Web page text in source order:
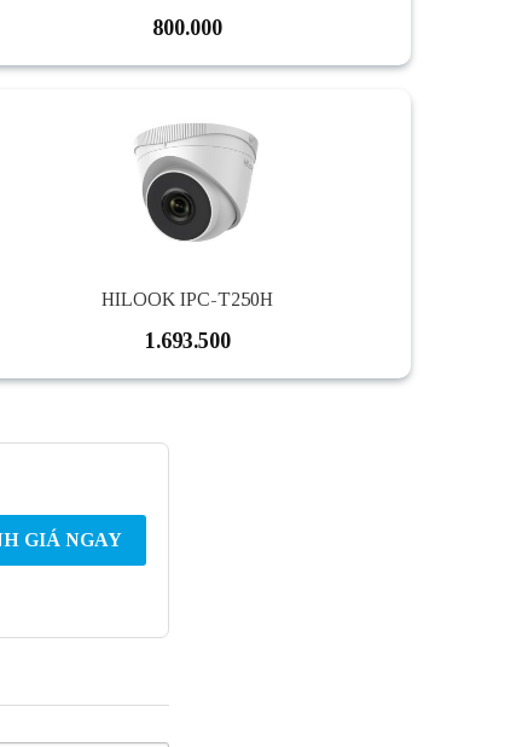
800.000
HILOOK IPC-T250H
1.693.500
GIÁ NGAY